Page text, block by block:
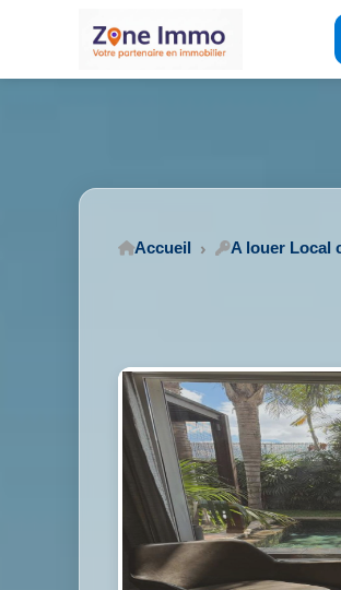
Accueil A louer Local